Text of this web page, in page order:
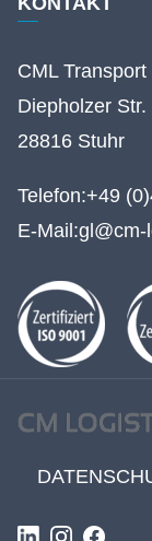
CML
Diepholzer Str.
28816 Stuhr
Telefon:+49
E-Mail:gl@cm-